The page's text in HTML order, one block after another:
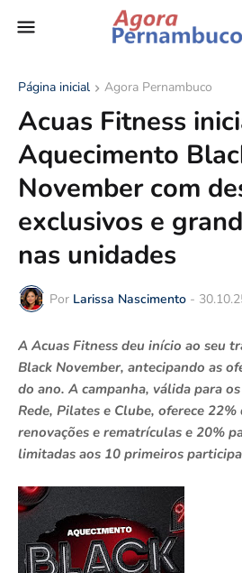
Página inicial Agora Pernambuco
Acuas Fitness
Aquecimento
November com
exclusivos e
nas unidades
Por Larissa Nascimento -
A Acuas Fitness deu início ao seu
Black November, antecipando as
do ano. A campanha, válida para
Rede, Pilates e Clube, oferece
renovações e rematrículas e 20%
limitadas aos 10 primeiros